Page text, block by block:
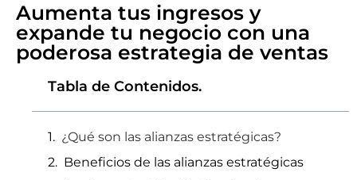
Aumenta tus ingresos y
expande tu negocio con una
poderosa estrategia de ventas
Tabla de Contenidos.
¿Qué son las alianzas estratégicas?
Beneficios de las alianzas estratégicas